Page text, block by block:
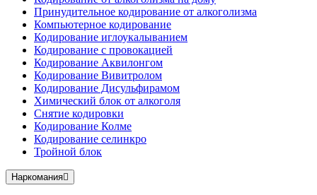
Принудительное кодирование от алкоголизма
Компьютерное кодирование
Кодирование иглоукалыванием
Кодирование с провокацией
Кодирование Аквилонгом
Кодирование Вивитролом
Кодирование Дисульфирамом
Химический блок от алкоголя
Снятие кодировки
Кодирование Колме
Кодирование селинкро
Тройной блок
Наркомания